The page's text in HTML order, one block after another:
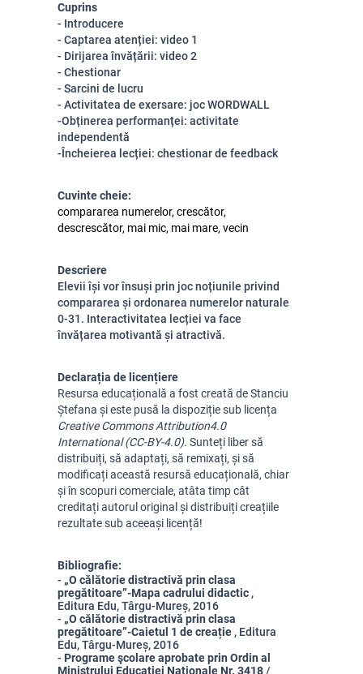
Cuprins
- Introducere
- Captarea atenției: video 1
- Dirijarea învățării: video 2
- Chestionar
- Sarcini de lucru
- Activitatea de exersare: joc WORDWALL
-Obținerea performanței: activitate
independentă
-Încheierea lecției: chestionar de feedback
Cuvinte cheie:
compararea numerelor, crescător,
descrescător, mai mic, mai mare, vecin
Descriere
Elevii își vor însuși prin joc noțiunile privind
compararea și ordonarea numerelor naturale
0-31. Interactivitatea lecției va face
învățarea motivantă și atractivă.
Declarația de licențiere
Resursa educațională a fost creată de Stanciu
Ștefana și este pusă la dispoziție sub licența
Creative Commons Attribution4.0
International (CC-BY-4.0). Sunteți liber să
distribuiți, să adaptați, să remixați, și să
modificați această resursă educațională, chiar
și în scopuri comerciale, atâta timp cât
creditați autorul original și distribuiți creațiile
rezultate sub aceeași licență!
Bibliografie:
- „O călătorie distractivă prin clasa
pregătitoare”-Mapa cadrului didactic ,
Editura Edu, Târgu-Mureș, 2016
- „O călătorie distractivă prin clasa
pregătitoare”-Caietul 1 de creație , Editura
Edu, Târgu-Mureș, 2016
- Programe şcolare aprobate prin Ordin al
Ministrului Educaţiei Naţionale Nr. 3418 /